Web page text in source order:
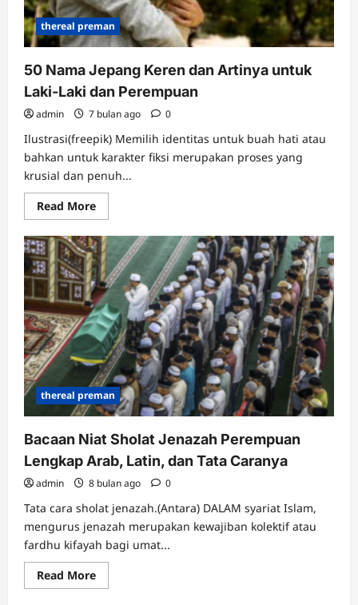
thereal preman
50 Nama Jepang Keren dan Artinya untuk
Laki-Laki dan Perempuan
admin 7 bulan ago 0
Ilustrasi(freepik) Memilih identitas untuk buah hati atau
bahkan untuk karakter fiksi merupakan proses yang
krusial dan penuh...
Read MoreRead
more
50
Nama
Jepang
Keren
dan
Artinya
untuk
Laki-
Laki
dan
Perempuan
thereal preman
Bacaan Niat Sholat Jenazah Perempuan
Lengkap Arab, Latin, dan Tata Caranya
admin 8 bulan ago 0
Tata cara sholat jenazah.(Antara) DALAM syariat Islam,
mengurus jenazah merupakan kewajiban kolektif atau
fardhu kifayah bagi umat...
Read MoreRead
more